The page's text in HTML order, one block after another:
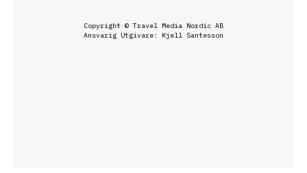
Copyright © Travel Media Nordic AB
Ansvarig Utgivare: Kjell Santesson